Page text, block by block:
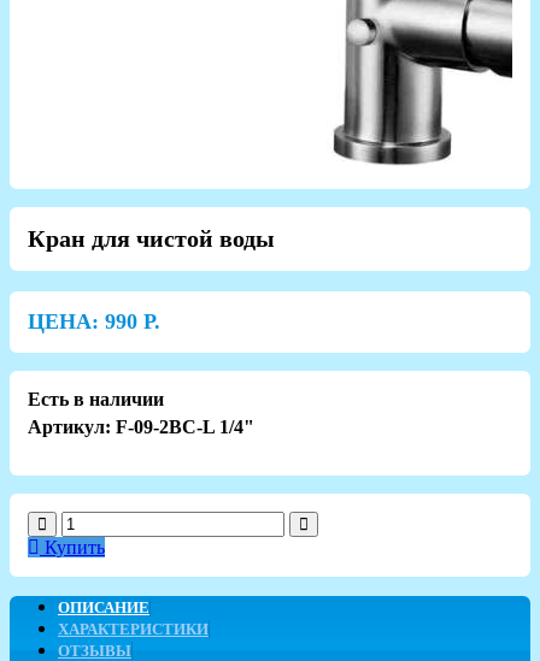
Кран для чистой воды
ЦЕНА: 990 Р.
Есть в наличии
Артикул: F-09-2BC-L 1/4"
Купить
ОПИСАНИЕ
ХАРАКТЕРИСТИКИ
ОТЗЫВЫ